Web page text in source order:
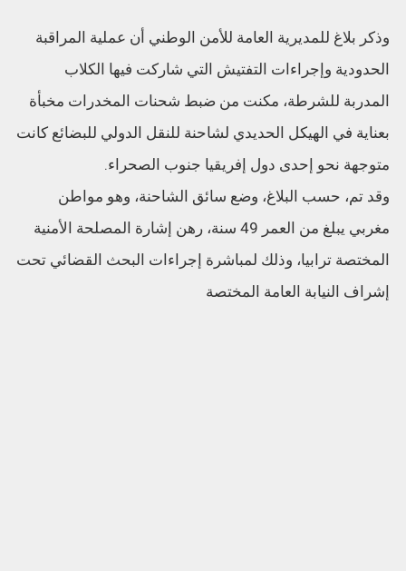
وذكر بلاغ للمديرية العامة للأمن الوطني أن عملية المراقبة
الحدودية وإجراءات التفتيش التي شاركت فيها الكلاب
المدربة للشرطة، مكنت من ضبط شحنات المخدرات مخبأة
بعناية في الهيكل الحديدي لشاحنة للنقل الدولي للبضائع كانت
متوجهة نحو إحدى دول إفريقيا جنوب الصحراء.
وقد تم، حسب البلاغ، وضع سائق الشاحنة، وهو مواطن
مغربي يبلغ من العمر 49 سنة، رهن إشارة المصلحة الأمنية
المختصة ترابيا، وذلك لمباشرة إجراءات البحث القضائي تحت
إشراف النيابة العامة المختصة